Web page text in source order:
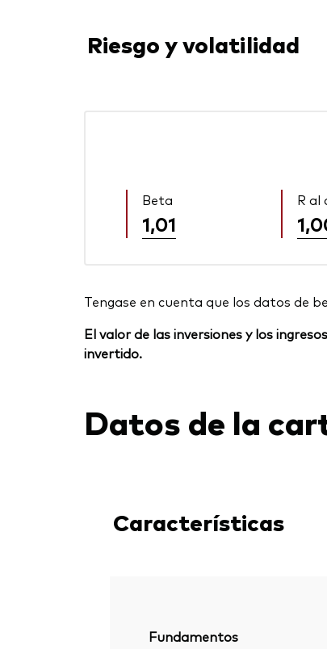
Riesgo y volatilidad
Beta
1,01
R al
Tengase en cuenta que los datos de
El valor de las inversiones y los
invertido.
Datos de la
Características
Fundamentos